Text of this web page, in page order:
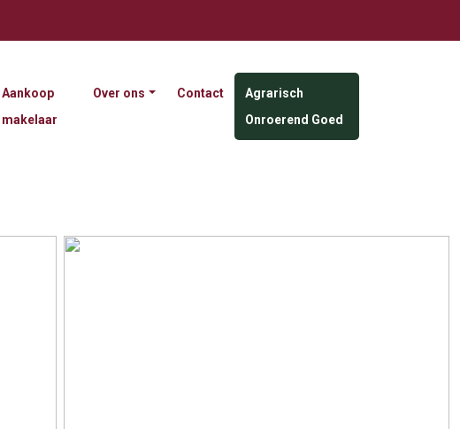
Aankoop
makelaar
Over ons Contact
Agrarisch
Onroerend Goed